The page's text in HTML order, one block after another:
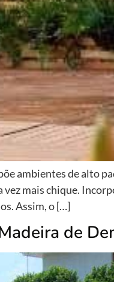
ambientes de alto
mais chique.
Assim, o […]
de